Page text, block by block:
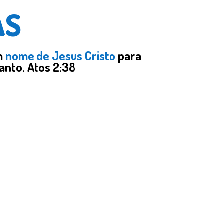
nome de Jesus Cristo para
Atos 2:38